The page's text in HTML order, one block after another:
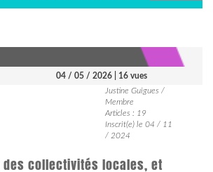
04 / 05 / 2026 | 16 vues
Justine Guigues /
Membre
Articles : 19
Inscrit(e) le 04 / 11
/ 2024
des collectivités locales, et